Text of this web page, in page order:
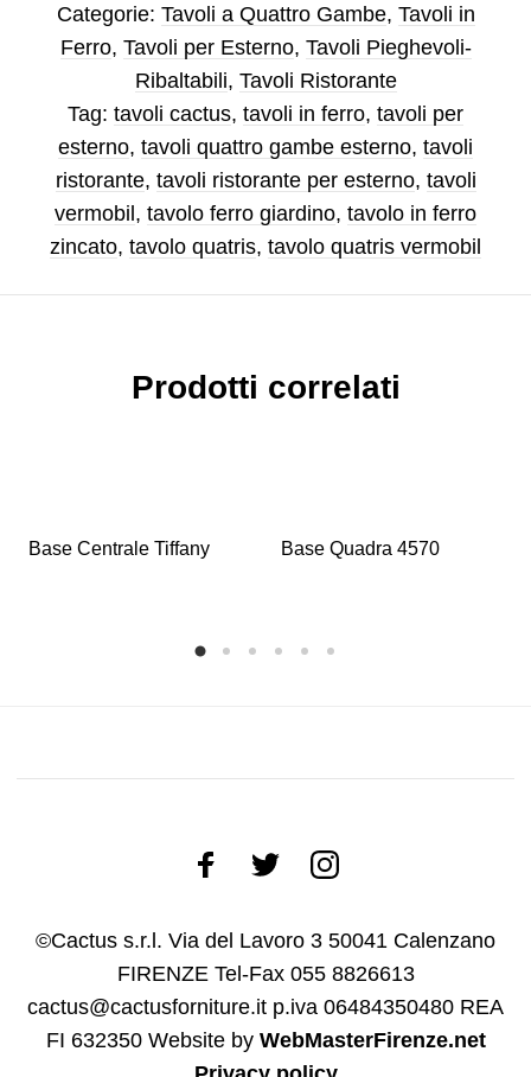
Categorie: Tavoli a Quattro Gambe, Tavoli in
Ferro, Tavoli per Esterno, Tavoli Pieghevoli-
Ribaltabili, Tavoli Ristorante
Tag: tavoli cactus, tavoli in ferro, tavoli per
esterno, tavoli quattro gambe esterno, tavoli
ristorante, tavoli ristorante per esterno, tavoli
vermobil, tavolo ferro giardino, tavolo in ferro
zincato, tavolo quatris, tavolo quatris vermobil
Prodotti correlati
Base Centrale Tiffany Base Quadra 4570
©Cactus s.r.l. Via del Lavoro 3 50041 Calenzano
FIRENZE Tel-Fax 055 8826613
cactus@cactusforniture.it p.iva 06484350480 REA
FI 632350 Website by WebMasterFirenze.net